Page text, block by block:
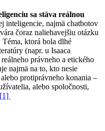
sa stáva reálnou
inteligencie, najmä chatbotov
čoraz naliehavejšiu otázku
ktorá bola dlhé
(napr. u Isaaca
právneho a etického
najmä na to, kto nesie
protiprávneho konania –
alebo spoločnosti,
[1]